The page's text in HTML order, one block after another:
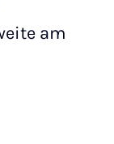
am